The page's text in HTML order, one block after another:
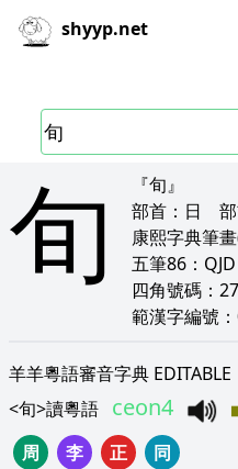
shyyp.net
旬
『旬』
部首： 日
康熙字典筆畫
五筆86：
四角號碼：
範漢字編號：
羊羊粵語審音字典 EDITABLE
<旬>讀粵語 ceon4
周
李 正
同